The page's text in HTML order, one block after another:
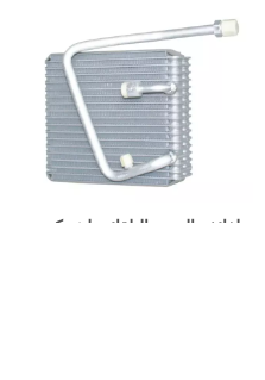
لفائف التبريد التلقائي لشركة